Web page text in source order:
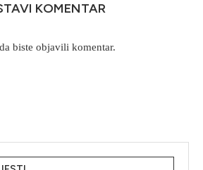
KOMENTAR
da biste objavili komentar.